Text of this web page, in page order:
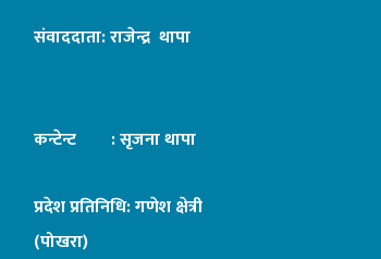
संवाददाता: राजेन्द्र थापा
कन्टेन्ट : सृजना थापा
प्रदेश प्रतिनिधि: गणेश क्षेत्री
(पोखरा)